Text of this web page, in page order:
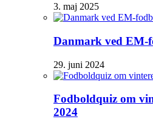
3. maj 2025
Danmark ved EM-
29. juni 2024
Fodboldquiz om
2024